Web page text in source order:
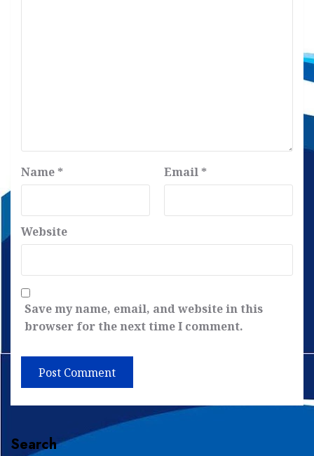
Name * Email *
Website
Save my name, email, and website in this
browser for the next time I comment.
Search